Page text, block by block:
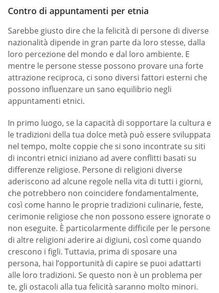
Contro di appuntamenti per etnia
Sarebbe giusto dire che la felicità di persone di diverse
nazionalità dipende in gran parte da loro stesse, dalla
loro percezione del mondo e dal loro ambiente. E
mentre le persone stesse possono provare una forte
attrazione reciproca, ci sono diversi fattori esterni che
possono influenzare un sano equilibrio negli
appuntamenti etnici.
In primo luogo, se la capacità di sopportare la cultura e
le tradizioni della tua dolce metà può essere sviluppata
nel tempo, molte coppie che si sono incontrate su siti
di incontri etnici iniziano ad avere conflitti basati su
differenze religiose. Persone di religioni diverse
aderiscono ad alcune regole nella vita di tutti i giorni,
che potrebbero non coincidere fondamentalmente,
così come hanno le proprie tradizioni culinarie, feste,
cerimonie religiose che non possono essere ignorate o
non eseguite. È particolarmente difficile per le persone
di altre religioni aderire ai digiuni, così come quando
crescono i figli. Tuttavia, prima di sposare una
persona, hai l’opportunità di capire se puoi adattarti
alle loro tradizioni. Se questo non è un problema per
te, gli ostacoli alla tua felicità saranno molto minori.